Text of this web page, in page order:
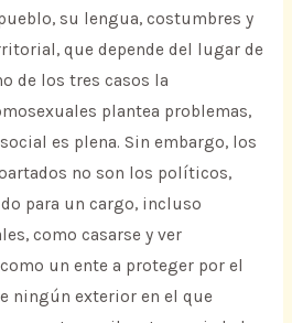
su lengua, costumbres y
que depende del lugar de
de los tres casos la
plantea problemas,
es plena. Sin embargo, los
no son los políticos,
para un cargo, incluso
como casarse y ver
un ente a proteger por el
ningún exterior en el que